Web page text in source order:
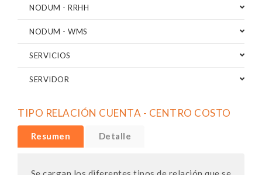
NODUM - RRHH
NODUM - WMS
SERVICIOS
SERVIDOR
TIPO RELACIÓN CUENTA - CENTRO COSTO
Resumen Detalle